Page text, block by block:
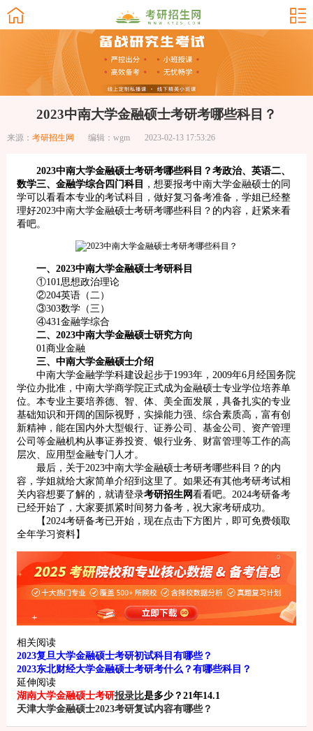
2023中南大学金融硕士考研考哪些科目？
来源： 考研招生网 编辑：wgm 2023-02-13 17:53:26
2023中南大学金融硕士考研考哪些科目？考政治、英语二、
数学三、金融学综合四门科目 ，想要报考中南大学金融硕士的同
学可以看看本专业的考试科目，做好复习备考准备，学姐已经整
理好2023中南大学金融硕士考研考哪些科目？的内容，赶紧来看
看吧。
一、2023中南大学金融硕士考研科目
①101思想政治理论
②204英语（二）
③303数学（三）
④431金融学综合
二、2023中南大学金融硕士研究方向
01商业金融
三、中南大学金融硕士介绍
中南大学金融学学科建设起步于1993年，2009年6月经国务院
学位办批准，中南大学商学院正式成为金融硕士专业学位培养单
位。本专业主要培养德、智、体、美全面发展，具备扎实的专业
基础知识和开阔的国际视野，实操能力强、综合素质高，富有创
新精神，能在国内外大型银行、证券公司、基金公司、资产管理
公司等金融机构从事证券投资、银行业务、财富管理等工作的高
层次、应用型金融专门人才。
最后，关于2023中南大学金融硕士考研考哪些科目？的内
容，学姐就给大家简单介绍到这里了。如果还有其他考研考试相
关内容想要了解的，就请登录考研招生网看看吧。2024考研备考
已经开始了，大家要抓紧时间努力备考，祝大家考研成功。
【2024考研备考已开始，现在点击下方图片，即可免费领取
全年学习资料】
相关阅读
2023复旦大学金融硕士考研初试科目有哪些？
2023东北财经大学金融硕士考研考什么？有哪些科目？
延伸阅读
湖南大学金融硕士考研报录比是多少？21年14.1
天津大学金融硕士2023考研复试内容有哪些？